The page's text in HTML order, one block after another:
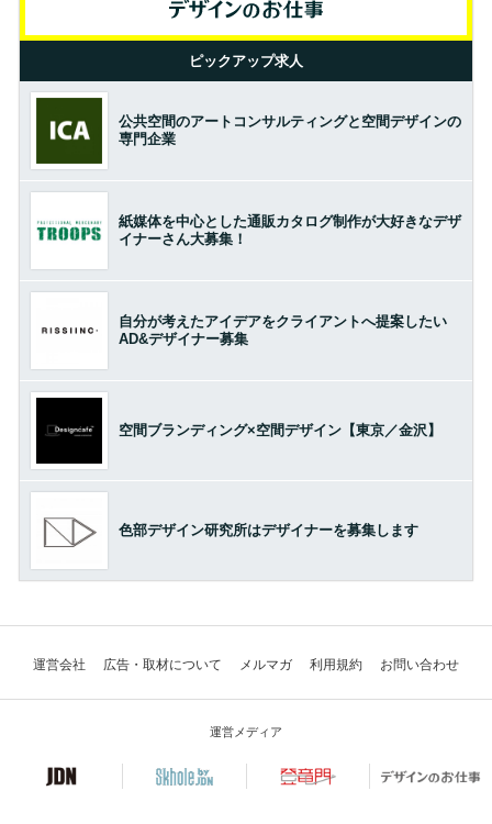
ピックアップ求人
公共空間のアートコンサルティングと空間デザインの
専門企業
紙媒体を中心とした通販カタログ制作が大好きなデザ
イナーさん大募集！
自分が考えたアイデアをクライアントへ提案したい
AD&デザイナー募集
空間ブランディング×空間デザイン【東京／金沢】
色部デザイン研究所はデザイナーを募集します
運営会社 広告・取材について メルマガ 利用規約 お問い合わせ
運営メディア